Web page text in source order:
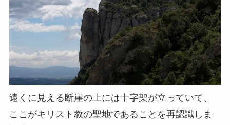
遠くに見える断崖の上には十字架が立っていて、
ここがキリスト教の聖地であることを再認識しま